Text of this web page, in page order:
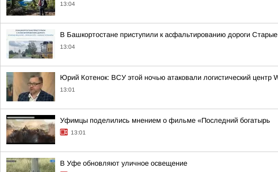
13:04
В Башкортостане приступили к асфальтированию дороги
13:04
Юрий Котенок: ВСУ этой ночью атаковали логистический центр
13:01
Уфимцы поделились мнением о фильме «Последний богатырь
13:01
В Уфе обновляют уличное освещение